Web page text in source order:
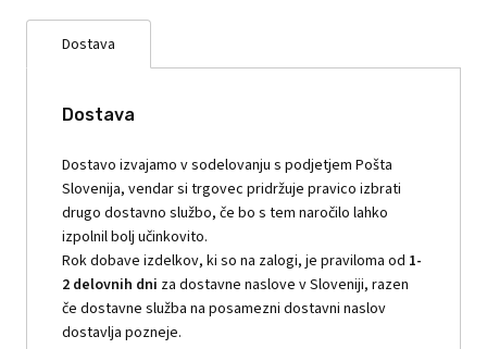
Dostava
Dostava
Dostavo izvajamo v sodelovanju s podjetjem Pošta
Slovenija, vendar si trgovec pridržuje pravico izbrati
drugo dostavno službo, če bo s tem naročilo lahko
izpolnil bolj učinkovito.
Rok dobave izdelkov, ki so na zalogi, je praviloma od 1-
2 delovnih dni za dostavne naslove v Sloveniji, razen
če dostavne služba na posamezni dostavni naslov
dostavlja pozneje.